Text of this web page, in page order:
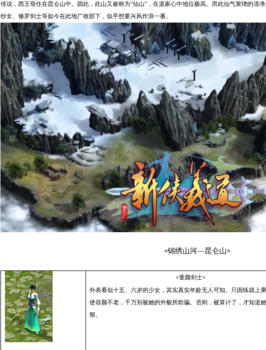
传说，西王母住在昆仑山中。因此，此山又被称为“仙山”，在道家心中地位极高。而此仙气萦绕的清
纱女、修罗剑士等如今在此地广收部下，似乎想要兴风作浪一番。
<锦绣山河—昆仑山>
<童颜剑士>
外表看似十五、六岁的少女，其实真实年龄无人可知。只因练就上
使容颜不老，千万别被她的外貌所欺骗。否则，被算计了，才知道
狠。